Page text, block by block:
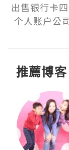
出售银行卡
个人账户公
推薦博客